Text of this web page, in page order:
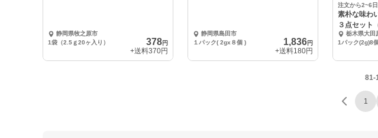
静岡県牧之原市
1袋（2.5ｇ20ヶ入り）
378円
+送料370円
静岡県島田市
１パック( 2gх８個 )
1,836円
+送料180円
注文から2~6
素朴な味わ
３点セット
り・山椒入
栃木県大田
1パック(2g)8
81-
1